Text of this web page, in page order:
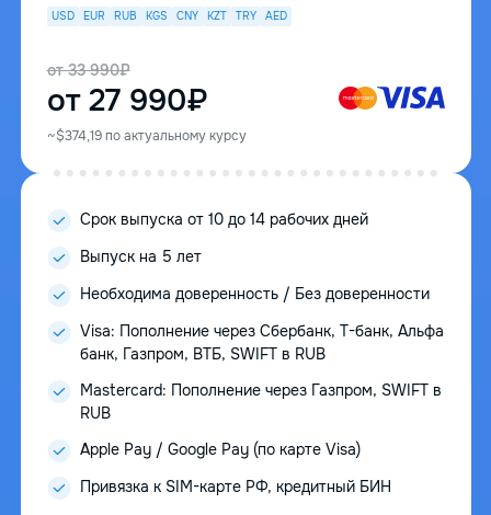
USD EUR RUB KGS CNY KZT TRY AED
от 27 990₽
от 33 990₽
~$374,19 по актуальному курсу
Срок выпуска от 10 до 14 рабочих дней
Выпуск на 5 лет
Необходима доверенность / Без доверенности
Visa: Пополнение через Сбербанк, Т-банк, Альфа
банк, Газпром, ВТБ, SWIFT в RUB
Mastercard: Пополнение через Газпром, SWIFT в
RUB
Apple Pay / Google Pay (по карте Visa)
Привязка к SIM-карте РФ, кредитный БИН